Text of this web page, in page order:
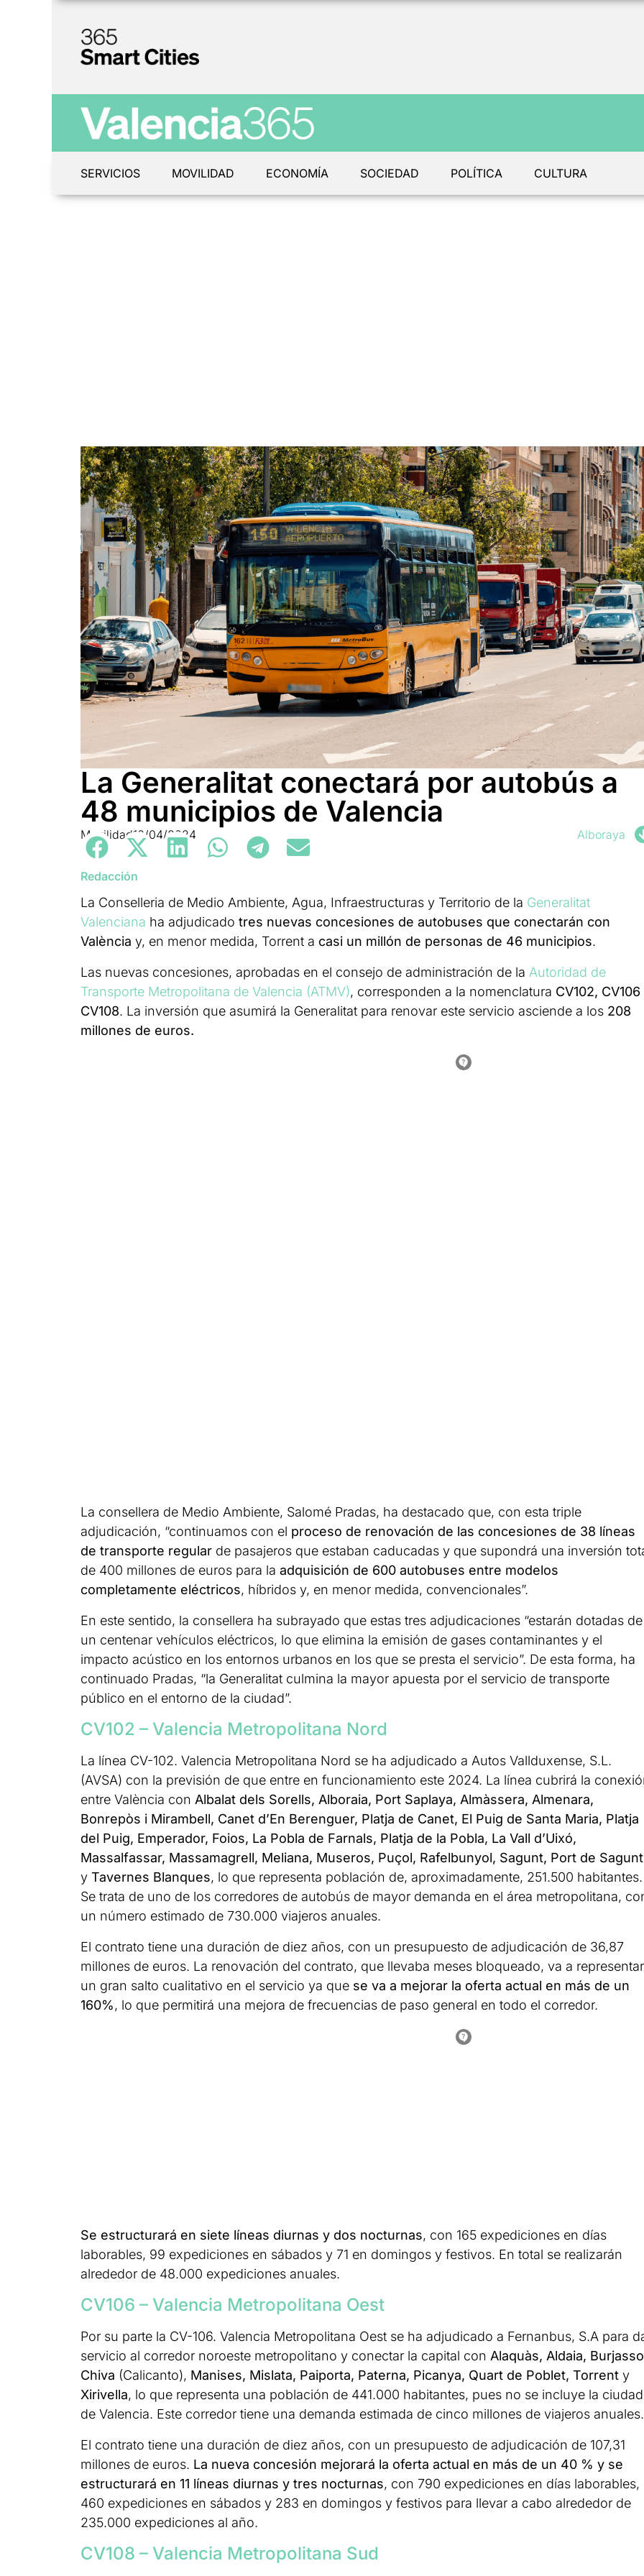
SERVICIOS MOVILIDAD ECONOMÍA SOCIEDAD POLÍTICA CULTURA
La Generalitat conectará por autobús a
48 municipios de Valencia
Movilidad16/04/2024 Alboraya
Redacción
La Conselleria de Medio Ambiente, Agua, Infraestructuras y Territorio de la Generalitat
Valenciana ha adjudicado tres nuevas concesiones de autobuses que conectarán con
València y, en menor medida, Torrent a casi un millón de personas de 46 municipios.
Las nuevas concesiones, aprobadas en el consejo de administración de la Autoridad de
Transporte Metropolitana de Valencia (ATMV), corresponden a la nomenclatura CV102, CV106
CV108. La inversión que asumirá la Generalitat para renovar este servicio asciende a los 208
millones de euros.
La consellera de Medio Ambiente, Salomé Pradas, ha destacado que, con esta triple
adjudicación, “continuamos con el proceso de renovación de las concesiones de 38 líneas
de transporte regular de pasajeros que estaban caducadas y que supondrá una inversión
de 400 millones de euros para la adquisición de 600 autobuses entre modelos
completamente eléctricos, híbridos y, en menor medida, convencionales”.
En este sentido, la consellera ha subrayado que estas tres adjudicaciones “estarán dotadas de
un centenar vehículos eléctricos, lo que elimina la emisión de gases contaminantes y el
impacto acústico en los entornos urbanos en los que se presta el servicio”. De esta forma, ha
continuado Pradas, “la Generalitat culmina la mayor apuesta por el servicio de transporte
público en el entorno de la ciudad”.
CV102 – Valencia Metropolitana Nord
La línea CV-102. Valencia Metropolitana Nord se ha adjudicado a Autos Vallduxense, S.L.
(AVSA) con la previsión de que entre en funcionamiento este 2024. La línea cubrirá la
entre València con Albalat dels Sorells, Alboraia, Port Saplaya, Almàssera, Almenara,
Bonrepòs i Mirambell, Canet d’En Berenguer, Platja de Canet, El Puig de Santa Maria, Platja
del Puig, Emperador, Foios, La Pobla de Farnals, Platja de la Pobla, La Vall d’Uixó,
Massalfassar, Massamagrell, Meliana, Museros, Puçol, Rafelbunyol, Sagunt, Port de Sagunt
y Tavernes Blanques, lo que representa población de, aproximadamente, 251.500 habitantes.
Se trata de uno de los corredores de autobús de mayor demanda en el área metropolitana,
un número estimado de 730.000 viajeros anuales.
El contrato tiene una duración de diez años, con un presupuesto de adjudicación de 36,87
millones de euros. La renovación del contrato, que llevaba meses bloqueado, va a representar
un gran salto cualitativo en el servicio ya que se va a mejorar la oferta actual en más de un
160%, lo que permitirá una mejora de frecuencias de paso general en todo el corredor.
Se estructurará en siete líneas diurnas y dos nocturnas, con 165 expediciones en días
laborables, 99 expediciones en sábados y 71 en domingos y festivos. En total se realizarán
alrededor de 48.000 expediciones anuales.
CV106 – Valencia Metropolitana Oest
Por su parte la CV-106. Valencia Metropolitana Oest se ha adjudicado a Fernanbus, S.A para
servicio al corredor noroeste metropolitano y conectar la capital con Alaquàs, Aldaia,
Chiva (Calicanto), Manises, Mislata, Paiporta, Paterna, Picanya, Quart de Poblet, Torrent y
Xirivella, lo que representa una población de 441.000 habitantes, pues no se incluye la ciudad
de Valencia. Este corredor tiene una demanda estimada de cinco millones de viajeros anuales.
El contrato tiene una duración de diez años, con un presupuesto de adjudicación de 107,31
millones de euros. La nueva concesión mejorará la oferta actual en más de un 40 % y se
estructurará en 11 líneas diurnas y tres nocturnas, con 790 expediciones en días laborables,
460 expediciones en sábados y 283 en domingos y festivos para llevar a cabo alrededor de
235.000 expediciones al año.
CV108 – Valencia Metropolitana Sud